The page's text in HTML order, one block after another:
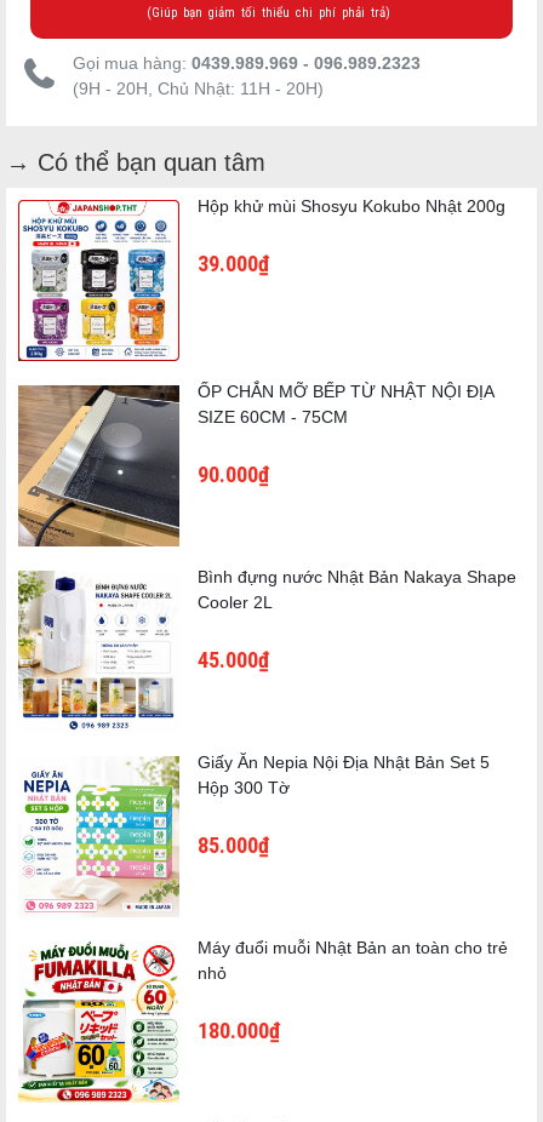
Mô tả sản phẩm
Được làm từ chất liệu cao cấp, bền và chắc chắn. Một chiếc
thớt bằng thép không gỉ hoàn hảo để cắt bánh mì, pizza, trái
cây và rau quả.
Loại sản phẩm: Thớt
Chất liệu: Thép không gỉ
Kích thước: 40x27cm/15,7x10,6in
(Giúp bạn giảm tối thiểu chi phí phải trả)
Gọi mua hàng: 0439.989.969 - 096.989.2323
(9H - 20H, Chủ Nhật: 11H - 20H)
→ Có thể bạn quan tâm
Hộp khử mùi Shosyu Kokubo Nhật 200g
39.000₫
ỐP CHẮN MỠ BẾP TỪ NHẬT NỘI ĐỊA
SIZE 60CM - 75CM
90.000₫
Bình đựng nước Nhật Bản Nakaya Shape
Cooler 2L
45.000₫
Giấy Ăn Nepia Nội Địa Nhật Bản Set 5
Hộp 300 Tờ
85.000₫
Máy đuổi muỗi Nhật Bản an toàn cho trẻ
nhỏ
180.000₫